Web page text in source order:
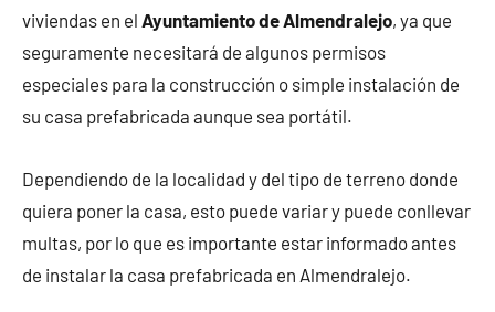
viviendas en el Ayuntamiento de Almendralejo, ya que
seguramente necesitará de algunos permisos
especiales para la construcción o simple instalación de
su casa prefabricada aunque sea portátil.
Dependiendo de la localidad y del tipo de terreno donde
quiera poner la casa, esto puede variar y puede conllevar
multas, por lo que es importante estar informado antes
de instalar la casa prefabricada en Almendralejo.